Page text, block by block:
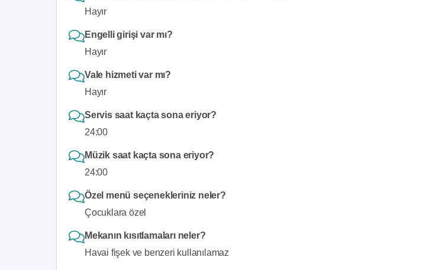
Hayır
Engelli girişi var mı?
Hayır
Vale hizmeti var mı?
Hayır
Servis saat kaçta sona eriyor?
24:00
Müzik saat kaçta sona eriyor?
24:00
Özel menü seçenekleriniz neler?
Çocuklara özel
Mekanın kısıtlamaları neler?
Havai fişek ve benzeri kullanılamaz